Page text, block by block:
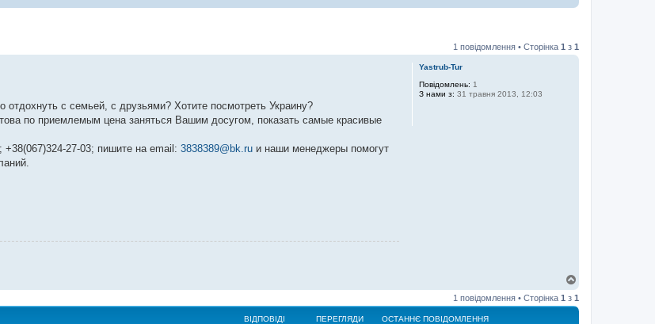
1 повідомлення • Сторінка 1 з 1
Yastrub-Tur
Повідомлень: 1
З нами з: 31 травня 2013, 12:03
с семьей, с друзьями? Хотите посмотреть Украину?
по приемлемым цена заняться Вашим досугом, показать самые красивые
27-03; пишите на email: 3838389@bk.ru и наши менеджеры помогут
г
о
1 повідомлення • Сторінка 1 з 1
ВІДПОВІДІ ПЕРЕГЛЯДИ ОСТАННЄ ПОВІДОМЛЕННЯ